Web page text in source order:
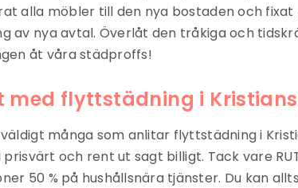
alla möbler till den nya bostaden och fixat
av nya avtal. Överlåt den tråkiga och
åt våra städproffs!
med flyttstädning i
många som anlitar flyttstädning i
prisvärt och rent ut sagt billigt. Tack vare
50 % på hushållsnära tjänster. Du kan